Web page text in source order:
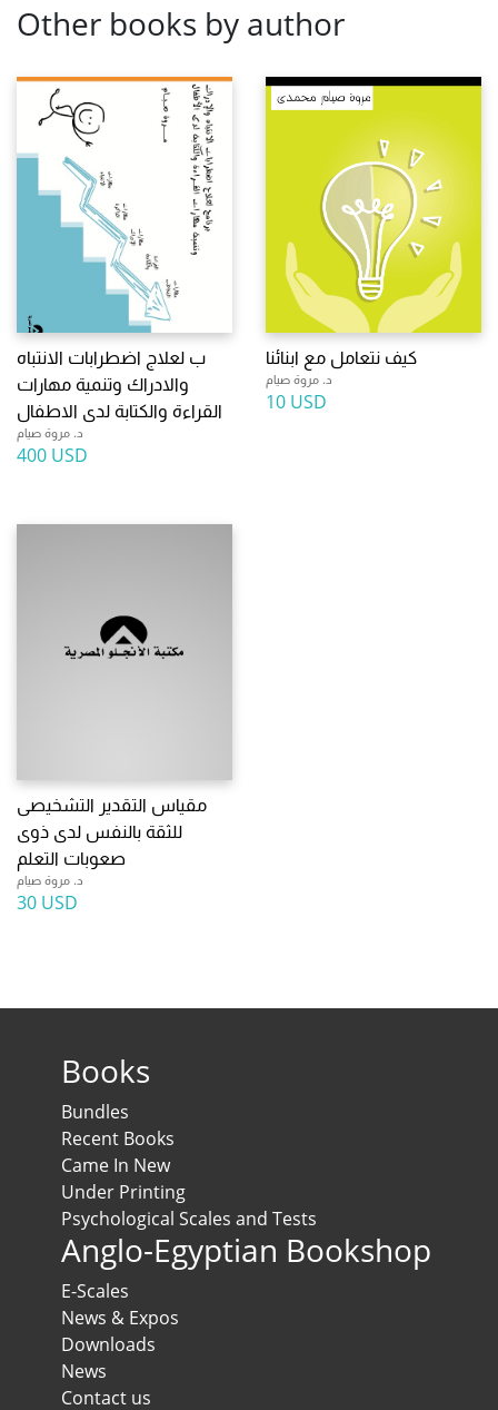
Other books by author
ب لعلاج اضطرابات الانتباه
والادراك وتنمية مهارات
القراءة والكتابة لدى الاطفال
د. مروة صيام
400 USD
كيف نتعامل مع ابنائنا
د. مروة صيام
10 USD
مقياس التقدير التشخيصى
للثقة بالنفس لدى ذوى
صعوبات التعلم
د. مروة صيام
30 USD
Books
Bundles
Recent Books
Came In New
Under Printing
Psychological Scales and Tests
Anglo-Egyptian Bookshop
E-Scales
News & Expos
Downloads
News
Contact us